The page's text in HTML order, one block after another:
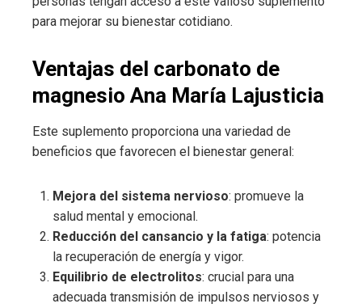
para mejorar su bienestar cotidiano.
Ventajas del carbonato de
magnesio Ana María Lajusticia
Este suplemento proporciona una variedad de
beneficios que favorecen el bienestar general:
Mejora del sistema nervioso: promueve la
salud mental y emocional.
Reducción del cansancio y la fatiga: potencia
la recuperación de energía y vigor.
Equilibrio de electrolitos: crucial para una
adecuada transmisión de impulsos nerviosos y